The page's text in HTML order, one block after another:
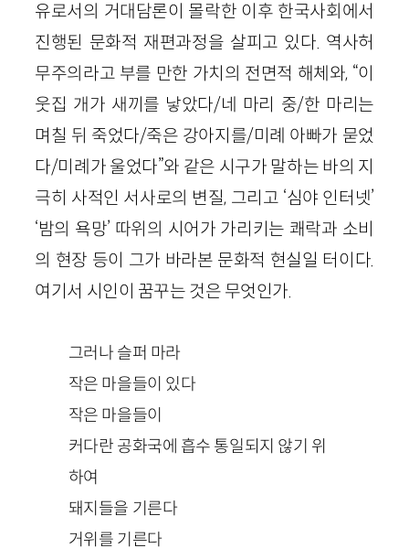
유로서의 거대담론이 몰락한 이후 한국사회에서
진행된 문화적 재편과정을 살피고 있다. 역사허
무주의라고 부를 만한 가치의 전면적 해체와, “이
웃집 개가 새끼를 낳았다/네 마리 중/한 마리는
며칠 뒤 죽었다/죽은 강아지를/미례 아빠가 묻었
다/미례가 울었다”와 같은 시구가 말하는 바의 지
극히 사적인 서사로의 변질, 그리고 ‘심야 인터넷’
‘밤의 욕망’ 따위의 시어가 가리키는 쾌락과 소비
의 현장 등이 그가 바라본 문화적 현실일 터이다.
여기서 시인이 꿈꾸는 것은 무엇인가.
그러나 슬퍼 마라
작은 마을들이 있다
작은 마을들이
커다란 공화국에 흡수 통일되지 않기 위
하여
돼지들을 기른다
거위를 기른다